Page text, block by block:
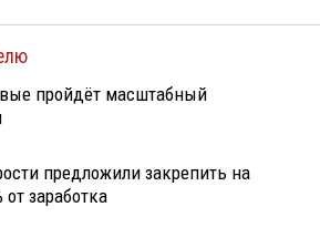
пройдёт масштабный
предложили закрепить на
заработка